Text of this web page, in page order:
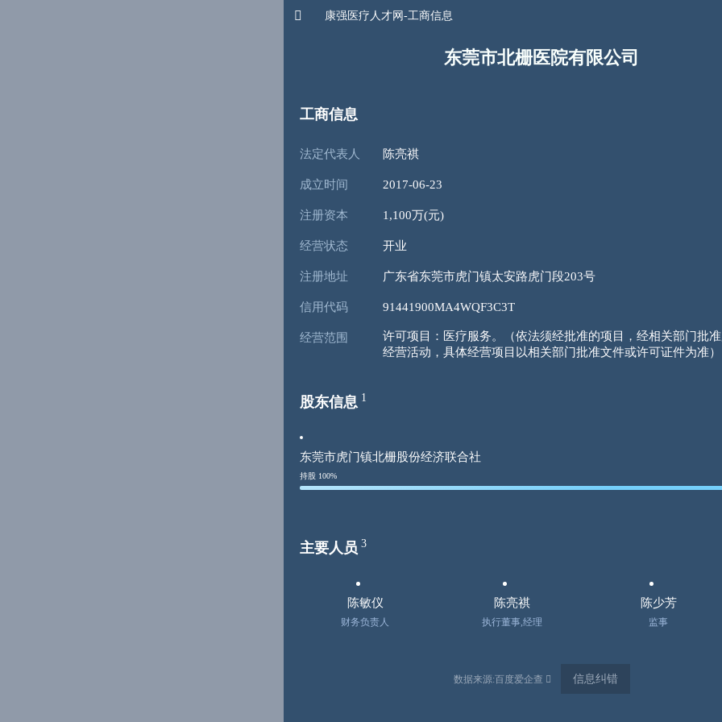
 康强医疗人才网-工商信息
东莞市北栅医院有限公司
工商信息
法定代表人 陈亮祺
成立时间 2017-06-23
注册资本 1,100万(元)
经营状态 开业
注册地址 广东省东莞市虎门镇太安路虎门段203号
信用代码 91441900MA4WQF3C3T
经营范围
许可项目：医疗服务。（依法须经批准的项目，经相关部门批
经营活动，具体经营项目以相关部门批准文件或许可证件为准）
股东信息 1
东莞市虎门镇北栅股份经济联合社
持股 100%
主要人员 3
陈敏仪
财务负责人
陈亮祺
执行董事,经理
陈少芳
监事
数据来源:百度爱企查  信息纠错